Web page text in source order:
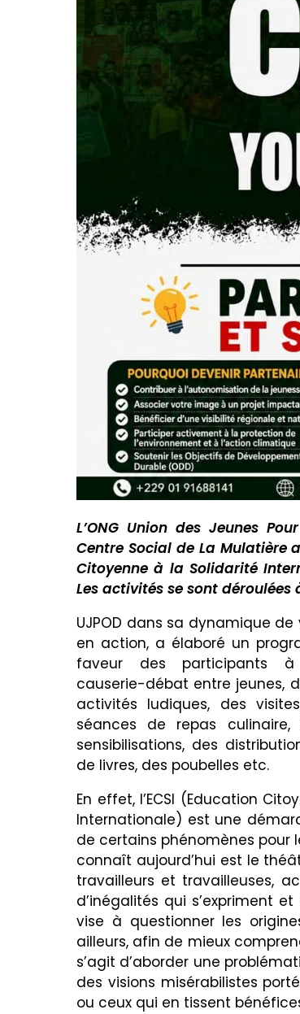
L’ONG Union des Jeunes
Centre Social de La Mulatière
Citoyenne à la Solidarité
Les activités se sont
UJPOD dans sa dynamique
en action, a élaboré un
faveur des participants
causerie-débat entre jeunes,
activités ludiques, des
séances de repas
sensibilisations, des
de livres, des poubelles etc.
En effet, l’ECSI (Education
Internationale) est une
de certains phénomènes pour
connaît aujourd’hui est le
travailleurs et travailleuses,
d’inégalités qui s’expriment
vise à questionner les
ailleurs, afin de mieux
s’agit d’aborder une
des visions misérabilistes
ou ceux qui en tissent